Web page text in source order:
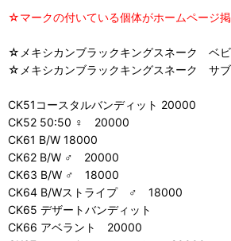
☆マークの付いている個体がホームページ
☆メキシカンブラックキングスネーク ベ
☆メキシカンブラックキングスネーク サブ
CK51コースタルバンディット 20000
CK52 50:50 ♀ 20000
CK61 B/W 18000
CK62 B/W ♂ 20000
CK63 B/W ♂ 18000
CK64 B/Wストライプ ♂ 18000
CK65 デザートバンディット
CK66 アベラント 20000